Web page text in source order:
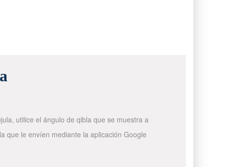
utilice el ángulo de qibla que se muestra a
que le envíen mediante la aplicación Google